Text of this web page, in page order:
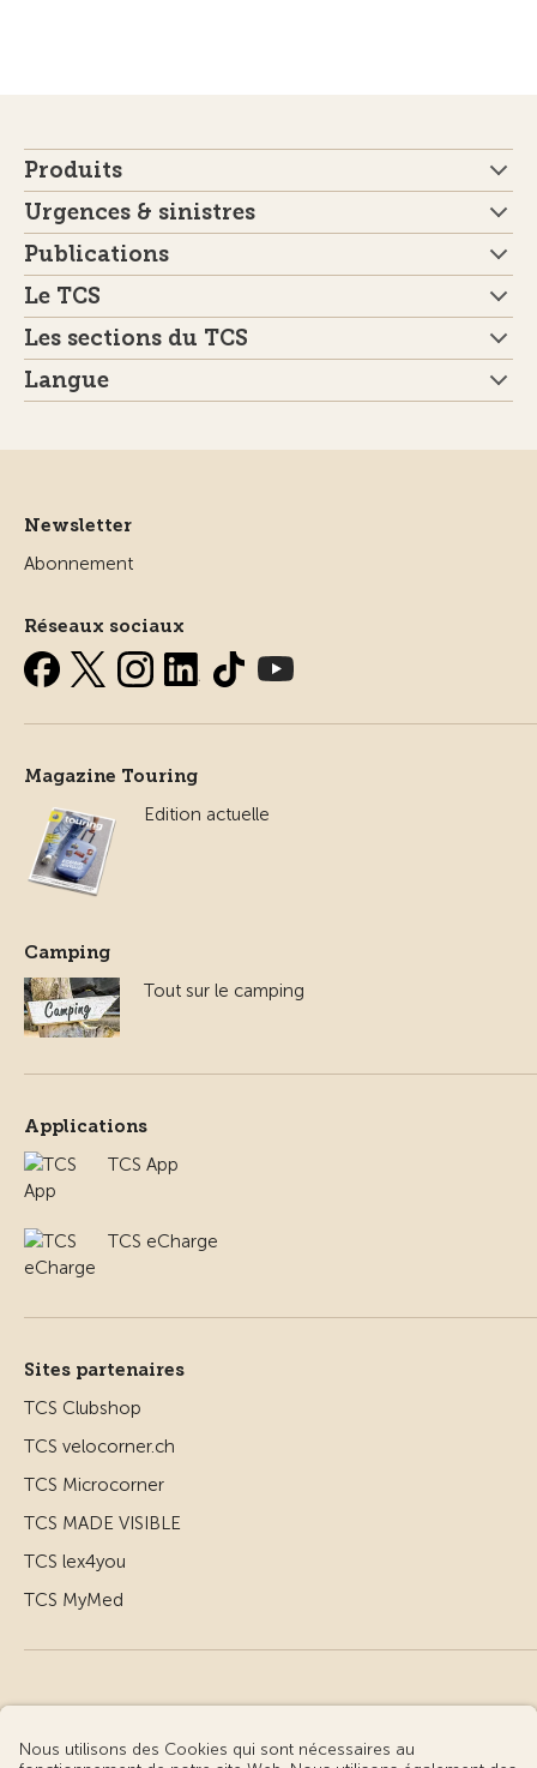
Produits
Urgences & sinistres
Publications
Le TCS
Les sections du TCS
Langue
Newsletter
Abonnement
Réseaux sociaux
Magazine Touring
Edition actuelle
Camping
Tout sur le camping
Applications
TCS App
TCS eCharge
Sites partenaires
TCS Clubshop
TCS velocorner.ch
TCS Microcorner
TCS MADE VISIBLE
TCS lex4you
TCS MyMed